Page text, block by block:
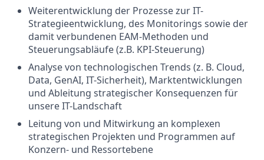
Weiterentwicklung der Prozesse zur IT-
Strategieentwicklung, des Monitorings sowie der
damit verbundenen EAM-Methoden und
Steuerungsabläufe (z.B. KPI-Steuerung)
Analyse von technologischen Trends (z. B. Cloud,
Data, GenAI, IT-Sicherheit), Marktentwicklungen
und Ableitung strategischer Konsequenzen für
unsere IT-Landschaft
Leitung von und Mitwirkung an komplexen
strategischen Projekten und Programmen auf
Konzern- und Ressortebene